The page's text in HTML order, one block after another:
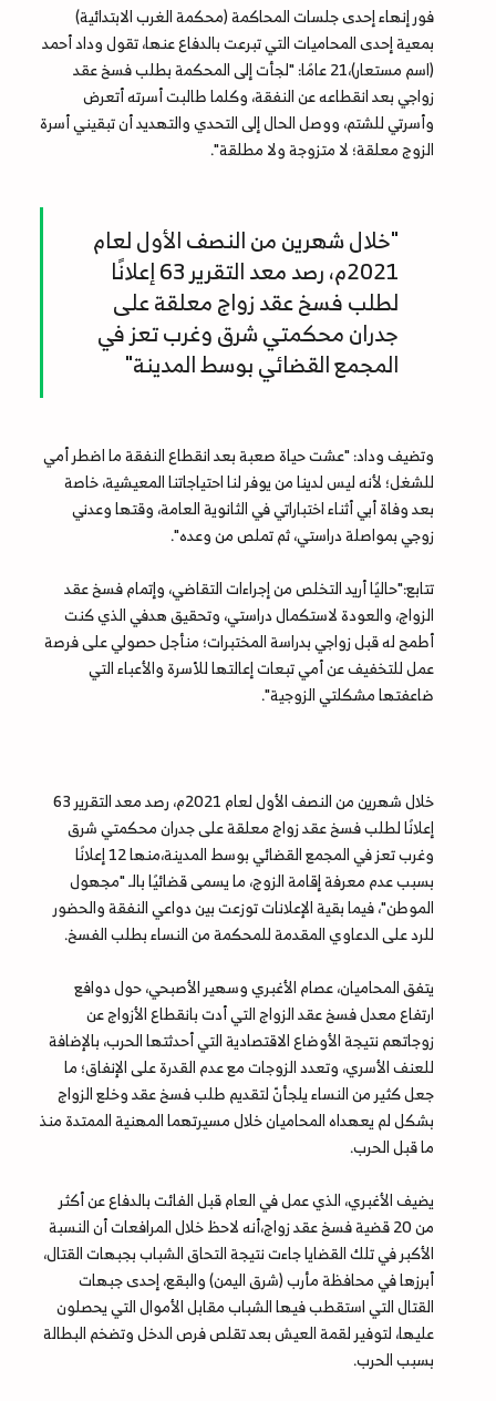
فور إنهاء إحدى جلسات المحاكمة (محكمة الغرب الابتدائية)
بمعية إحدى المحاميات التي تبرعت بالدفاع عنها، تقول وداد أحمد
(اسم مستعار)،21 عامًا: "لجأت إلى المحكمة بطلب فسخ عقد
زواجي بعد انقطاعه عن النفقة، وكلما طالبت أسرته أتعرض
وأسرتي للشتم، ووصل الحال إلى التحدي والتهديد أن تبقيني أسرة
الزوج معلقة؛ لا متزوجة ولا مطلقة".
"خلال شهرين من النصف الأول لعام
2021م، رصد معد التقرير 63 إعلانًا
لطلب فسخ عقد زواج معلقة على
جدران محكمتي شرق وغرب تعز في
المجمع القضائي بوسط المدينة"
وتضيف وداد: "عشت حياة صعبة بعد انقطاع النفقة ما اضطر أمي
للشغل؛ لأنه ليس لدينا من يوفر لنا احتياجاتنا المعيشية، خاصة
بعد وفاة أبي أثناء اختباراتي في الثانوية العامة، وقتها وعدني
زوجي بمواصلة دراستي، ثم تملص من وعده".
تتابع:"حاليًا أريد التخلص من إجراءات التقاضي، وإتمام فسخ عقد
الزواج، والعودة لاستكمال دراستي، وتحقيق هدفي الذي كنت
أطمح له قبل زواجي بدراسة المختبرات؛ منأجل حصولي على فرصة
عمل للتخفيف عن أمي تبعات إعالتها للأسرة والأعباء التي
ضاعفتها مشكلتي الزوجية".
خلال شهرين من النصف الأول لعام 2021م، رصد معد التقرير 63
إعلانًا لطلب فسخ عقد زواج معلقة على جدران محكمتي شرق
وغرب تعز في المجمع القضائي بوسط المدينة،منها 12 إعلانًا
بسبب عدم معرفة إقامة الزوج، ما يسمى قضائيًا بالـ "مجهول
الموطن"، فيما بقية الإعلانات توزعت بين دواعي النفقة والحضور
للرد على الدعاوي المقدمة للمحكمة من النساء بطلب الفسخ.
يتفق المحاميان، عصام الأغبري وسهير الأصبحي، حول دوافع
ارتفاع معدل فسخ عقد الزواج التي أدت بانقطاع الأزواج عن
زوجاتهم نتيجة الأوضاع الاقتصادية التي أحدثتها الحرب، بالإضافة
للعنف الأسري، وتعدد الزوجات مع عدم القدرة على الإنفاق؛ ما
جعل كثير من النساء يلجأنّ لتقديم طلب فسخ عقد وخلع الزواج
بشكل لم يعهداه المحاميان خلال مسيرتهما المهنية الممتدة منذ
ما قبل الحرب.
يضيف الأغبري، الذي عمل في العام قبل الفائت بالدفاع عن أكثر
من 20 قضية فسخ عقد زواج،أنه لاحظ خلال المرافعات أن النسبة
الأكبر في تلك القضايا جاءت نتيجة التحاق الشباب بجبهات القتال،
أبرزها في محافظة مأرب (شرق اليمن) والبقع، إحدى جبهات
القتال التي استقطب فيها الشباب مقابل الأموال التي يحصلون
عليها، لتوفير لقمة العيش بعد تقلص فرص الدخل وتضخم البطالة
بسبب الحرب.